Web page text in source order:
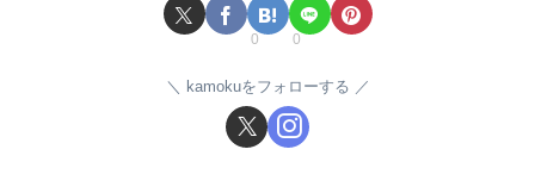
0 0
kamokuをフォローする